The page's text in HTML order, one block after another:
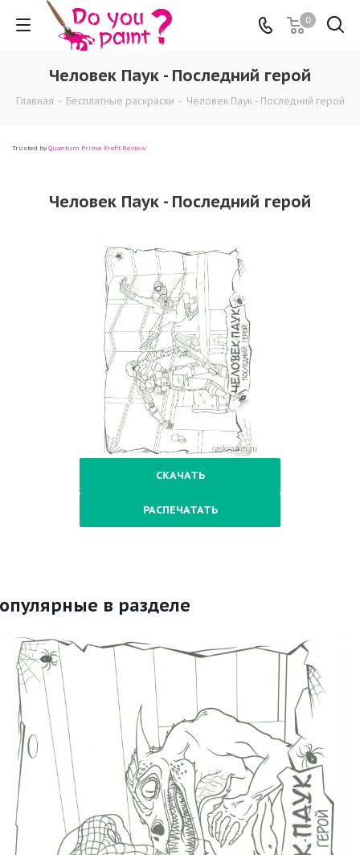
0
Человек Паук - Последний герой
Главная - Бесплатные раскраски - Человек Паук - Последний герой
Trusted by Quantum Prime Profit Review
Человек Паук - Последний герой
СКАЧАТЬ
РАСПЕЧАТАТЬ
в разделе